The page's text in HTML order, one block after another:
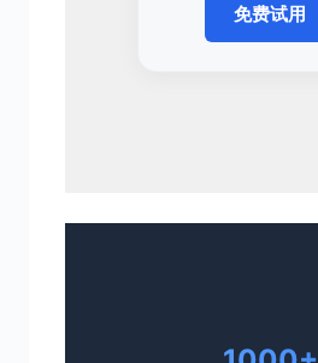
免费试用